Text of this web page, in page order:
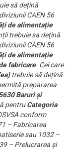
să dețină
CAEN 56
de alimentație
trebuie sa dețină
CAEN 56
de alimentație
fabricare. Cei care
trebuie să dețină
prepararea
Baruri și
pentruCategoria
conform
– Fabricarea
sau 1032 –
– Prelucrarea și